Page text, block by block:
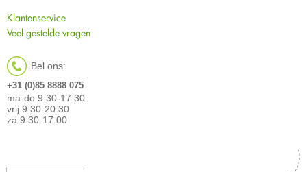
Klantenservice
Veel gestelde vragen
Bel ons:
+31 (0)85 8888 075
ma-do 9:30-17:30
vrij 9:30-20:30
za 9:30-17:00